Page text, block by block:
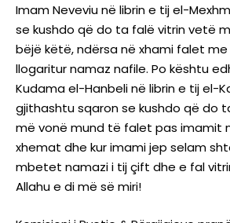
Imam Neveviu në librin e tij el-
se kushdo që do ta falë vitrin vetë
bëjë këtë, ndërsa në xhami falet
llogaritur namaz nafile. Po kështu
Kudama el-Hanbeli në librin e tij el-
gjithashtu sqaron se kushdo që do
më vonë mund të falet pas imamit
xhemat dhe kur imami jep selam
mbetet namazi i tij çift dhe e fal
Allahu e di më së miri!